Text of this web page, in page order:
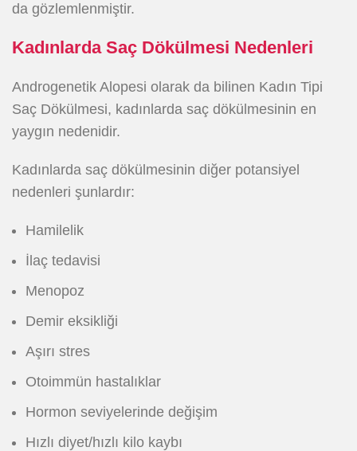
da gözlemlenmiştir.
Kadınlarda Saç Dökülmesi Nedenleri
Androgenetik Alopesi olarak da bilinen Kadın Tipi
Saç Dökülmesi, kadınlarda saç dökülmesinin en
yaygın nedenidir.
Kadınlarda saç dökülmesinin diğer potansiyel
nedenleri şunlardır:
Hamilelik
İlaç tedavisi
Menopoz
Demir eksikliği
Aşırı stres
Otoimmün hastalıklar
Hormon seviyelerinde değişim
Hızlı diyet/hızlı kilo kaybı